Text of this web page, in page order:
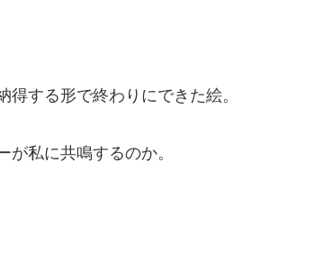
する形で終わりにできた絵。
私に共鳴するのか。